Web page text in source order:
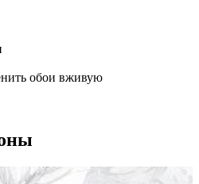
обои вживую